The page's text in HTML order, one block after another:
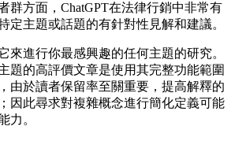
群方面，ChatGPT在法律行銷中非常有
定主題或話題的有針對性見解和建議。
來進行你最感興趣的任何主題的研究。
題的高評價文章是使用其完整功能範圍
由於讀者保留率至關重要，提高解釋的
因此尋求對複雜概念進行簡化定義可能
力。